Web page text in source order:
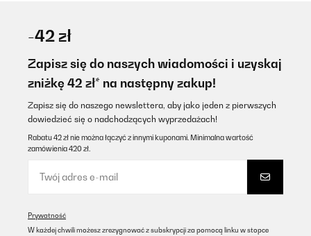
-42 zł
Zapisz się do naszych wiadomości i uzyskaj
zniżkę 42 zł* na następny zakup!
Zapisz się do naszego newslettera, aby jako jeden z pierwszych
dowiedzieć się o nadchodzących wyprzedażach!
Rabatu 42 zł nie można łączyć z innymi kuponami. Minimalna wartość
zamówienia 420 zł.
Prywatność
W każdej chwili możesz zrezygnować z subskrypcji za pomocą linku w stopce